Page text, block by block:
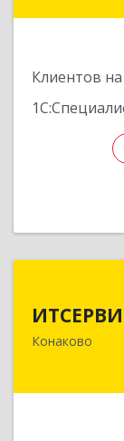
Клиентов
Конаково